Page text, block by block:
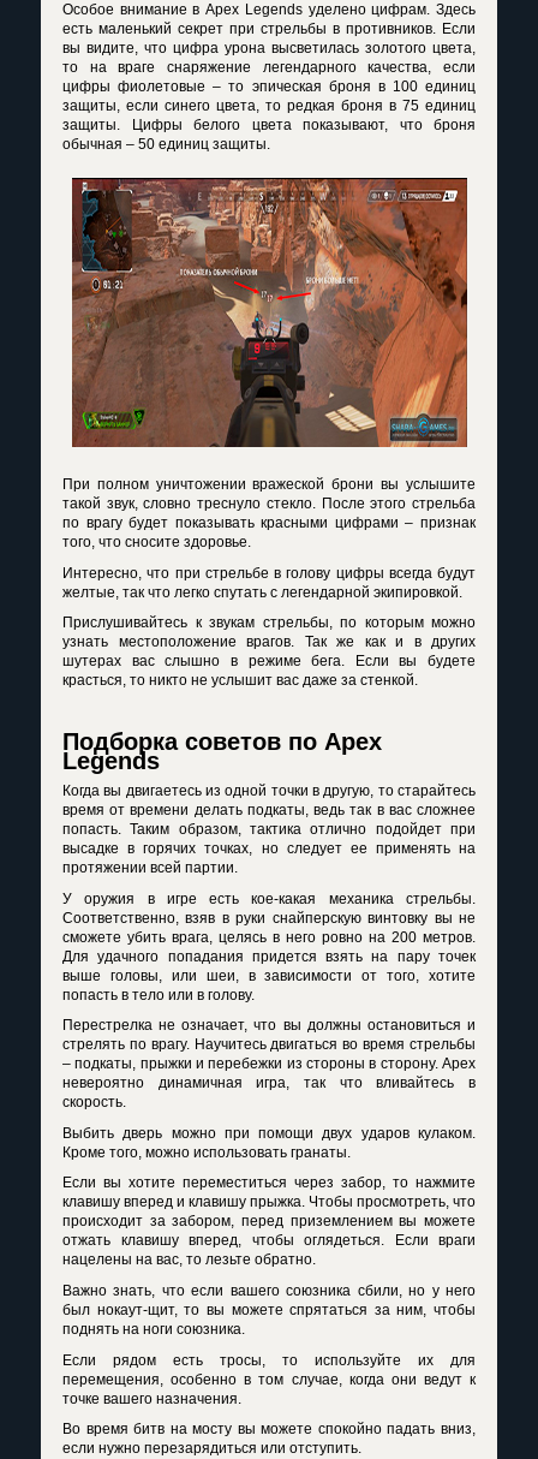
Особое внимание в Apex Legends уделено цифрам. Здесь
есть маленький секрет при стрельбы в противников. Если
вы видите, что цифра урона высветилась золотого цвета,
то на враге снаряжение легендарного качества, если
цифры фиолетовые – то эпическая броня в 100 единиц
защиты, если синего цвета, то редкая броня в 75 единиц
защиты. Цифры белого цвета показывают, что броня
обычная – 50 единиц защиты.
При полном уничтожении вражеской брони вы услышите
такой звук, словно треснуло стекло. После этого стрельба
по врагу будет показывать красными цифрами – признак
того, что сносите здоровье.
Интересно, что при стрельбе в голову цифры всегда будут
желтые, так что легко спутать с легендарной экипировкой.
Прислушивайтесь к звукам стрельбы, по которым можно
узнать местоположение врагов. Так же как и в других
шутерах вас слышно в режиме бега. Если вы будете
красться, то никто не услышит вас даже за стенкой.
Подборка советов по Apex
Legends
Когда вы двигаетесь из одной точки в другую, то старайтесь
время от времени делать подкаты, ведь так в вас сложнее
попасть. Таким образом, тактика отлично подойдет при
высадке в горячих точках, но следует ее применять на
протяжении всей партии.
У оружия в игре есть кое-какая механика стрельбы.
Соответственно, взяв в руки снайперскую винтовку вы не
сможете убить врага, целясь в него ровно на 200 метров.
Для удачного попадания придется взять на пару точек
выше головы, или шеи, в зависимости от того, хотите
попасть в тело или в голову.
Перестрелка не означает, что вы должны остановиться и
стрелять по врагу. Научитесь двигаться во время стрельбы
– подкаты, прыжки и перебежки из стороны в сторону. Apex
невероятно динамичная игра, так что вливайтесь в
скорость.
Выбить дверь можно при помощи двух ударов кулаком.
Кроме того, можно использовать гранаты.
Если вы хотите переместиться через забор, то нажмите
клавишу вперед и клавишу прыжка. Чтобы просмотреть, что
происходит за забором, перед приземлением вы можете
отжать клавишу вперед, чтобы оглядеться. Если враги
нацелены на вас, то лезьте обратно.
Важно знать, что если вашего союзника сбили, но у него
был нокаут-щит, то вы можете спрятаться за ним, чтобы
поднять на ноги союзника.
Если рядом есть тросы, то используйте их для
перемещения, особенно в том случае, когда они ведут к
точке вашего назначения.
Во время битв на мосту вы можете спокойно падать вниз,
если нужно перезарядиться или отступить.